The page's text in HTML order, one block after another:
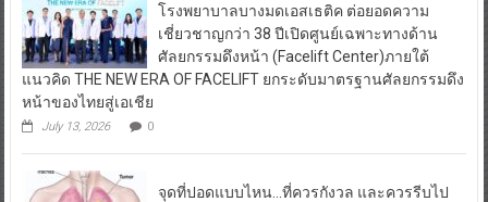
โรงพยาบาลบางมดเอสเธติค ต่อยอดความ
เชี่ยวชาญกว่า 38 ปีเปิดศูนย์เฉพาะทางด้าน
ศัลยกรรมดึงหน้า (Facelift Center)ภายใต้
แนวคิด THE NEW ERA OF FACELIFT ยกระดับมาตรฐานศัลยกรรมดึง
หน้าของไทยสู่เอเชีย
July 13, 2026 0
จุดที่ปอดแบบไหน…ที่ควรกังวล และควรรีบไป